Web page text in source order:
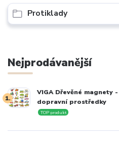
Protiklady
Nejprodávanější
1.
VIGA Dřevěné magnety -
dopravní prostředky
TOP produkt